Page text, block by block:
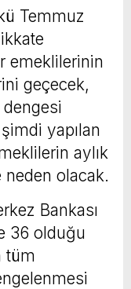
Temmuz
emeklilerinin
geçecek,
yapılan
aylık
neden olacak.
Bankası
36 olduğu
tüm